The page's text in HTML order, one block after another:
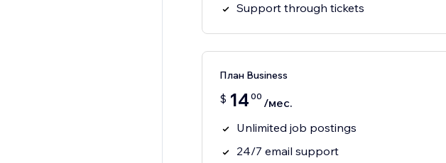
Support through tickets
План Business
$ 14 00 /мес.
Unlimited job postings
24/7 email support